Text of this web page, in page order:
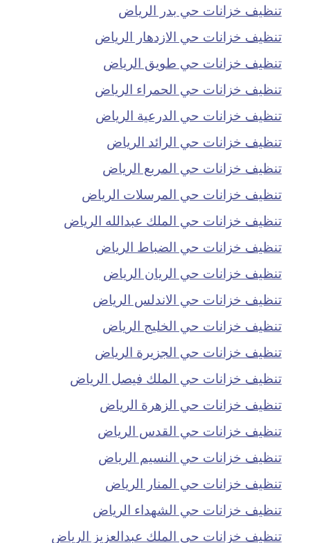
تنظيف خزانات حي بدر الرياض
تنظيف خزانات حي الازدهار الرياض
تنظيف خزانات حي طويق الرياض
تنظيف خزانات حي الحمراء الرياض
تنظيف خزانات حي الدرعية الرياض
تنظيف خزانات حي الرائد الرياض
تنظيف خزانات حي المربع الرياض
تنظيف خزانات حي المرسلات الرياض
تنظيف خزانات حي الملك عبدالله الرياض
تنظيف خزانات حي الضباط الرياض
تنظيف خزانات حي الريان الرياض
تنظيف خزانات حي الاندلس الرياض
تنظيف خزانات حي الخليج الرياض
تنظيف خزانات حي الجزيرة الرياض
تنظيف خزانات حي الملك فيصل الرياض
تنظيف خزانات حي الزهرة الرياض
تنظيف خزانات حي القدس الرياض
تنظيف خزانات حي النسيم الرياض
تنظيف خزانات حي المنار الرياض
تنظيف خزانات حي الشهداء الرياض
تنظيف خزانات حي الملك عبدالعزيز الرياض